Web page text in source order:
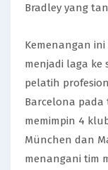
Bradley yang
Kemenangan
menjadi laga ke
pelatih
Barcelona pada
memimpin 4
München dan
menangani tim